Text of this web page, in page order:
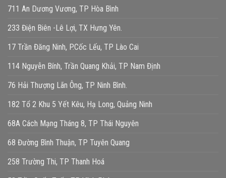
711 An Dương Vương, TP Hòa Bình
233 Điện Biên -Lê Lợi, TX Hưng Yên.
17 Trần Đăng Ninh, P.Cốc Lếu, TP Lào Cai
114 Nguyễn Bính, Trần Quang Khải, TP Nam Định
76 Hải Thượng Lãn Ông, TP Ninh Bình.
182 Tổ 2 Khu 5 Yết Kêu, Hạ Long, Quảng Ninh
68A Cách Mạng Tháng 8, TP Thái Nguyên
68 Đường Bình Thuận, TP Tuyên Quang
258 Trường Thi, TP Thanh Hoá